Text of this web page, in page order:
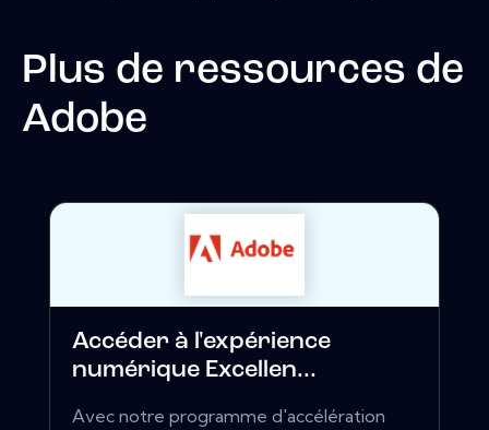
Plus de ressources de
Adobe
Accéder à l'expérience
numérique Excellen...
Avec notre programme d'accélération